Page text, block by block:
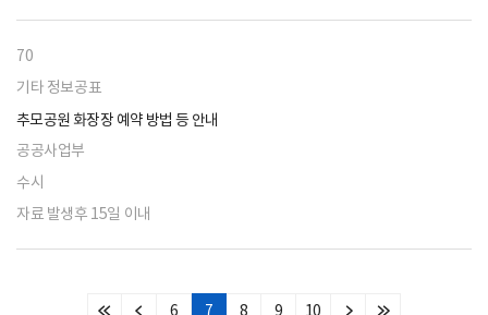
70
기타 정보공표
추모공원 화장장 예약 방법 등 안내
공공사업부
수시
자료 발생후 15일 이내
6 7 8 9 10